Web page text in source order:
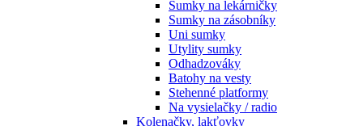
Sumky na lekárničky
Sumky na zásobníky
Uni sumky
Utylity sumky
Odhadzováky
Batohy na vesty
Stehenné platformy
Na vysielačky / radio
Kolenačky, lakťovky